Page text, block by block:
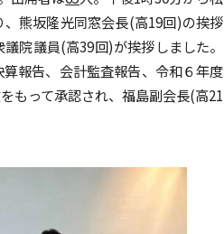
熊坂隆光同窓会長(高19回)の挨拶
院議員(高39回)が挨拶しました。
報告、会計監査報告、令和６年度
もって承認され、福島副会長(高21